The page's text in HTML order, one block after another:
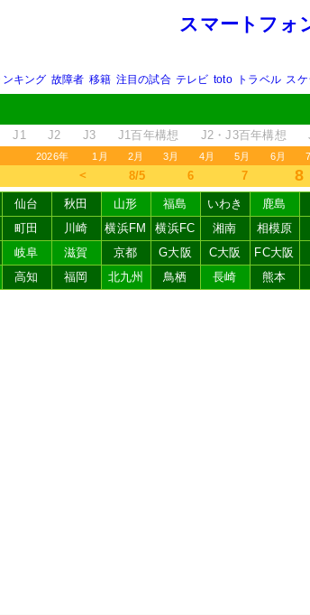
スマートフォ
ンキング 故障者 移籍 注目の試合 テレビ toto トラベル ス
J1 J2 J3 J1百年構想 J2・J3百年構想
2026年 1月 2月 3月 4月 5月 6月
＜ 8/5 6 7 8
仙台 秋田 山形 福島 いわき 鹿島
町田 川崎 横浜FM 横浜FC 湘南 相模原
岐阜 滋賀 京都 G大阪 C大阪 FC大阪
高知 福岡 北九州 鳥栖 長崎 熊本